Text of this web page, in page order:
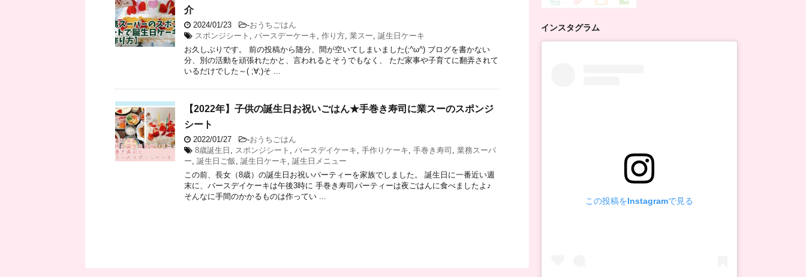
介
2024/01/23 -おうちごはん
スポンジシート
バースデーケーキ 作り方 業スー 誕生日ケーキ
お久しぶりです。 前の投稿から随分、間が空いてしまいました(;^ω^) ブログを書かない
分、別の活動を頑張れたかと、言われるとそうでもなく、 ただ家事や子育てに翻弄されて
いるだけでした～( ;∀;)そ ...
【2022年】子供の誕生日お祝いごはん★手巻き寿司に業スーのスポンジ
シート
2022/01/27 -おうちごはん
8歳誕生日
スポンジシート バースデイケーキ 手作りケーキ 手巻き寿司
業務スーパ
ー 誕生日ご飯 誕生日ケーキ 誕生日メニュー
この前、長女（8歳）の誕生日お祝いパーティーを家族でしました。 誕生日に一番近い週
末に、バースデイケーキは午後3時に 手巻き寿司パーティーは夜ごはんに食べましたよ♪
そんなに手間のかかるものは作ってい ...
インスタグラム
この投稿をInstagramで見る